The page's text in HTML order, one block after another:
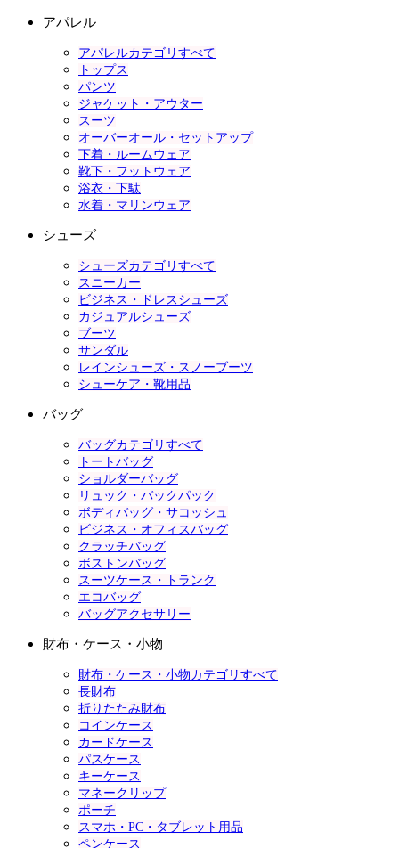
アパレル
アパレルカテゴリすべて
トップス
パンツ
ジャケット・アウター
スーツ
オーバーオール・セットアップ
下着・ルームウェア
靴下・フットウェア
浴衣・下駄
水着・マリンウェア
シューズ
シューズカテゴリすべて
スニーカー
ビジネス・ドレスシューズ
カジュアルシューズ
ブーツ
サンダル
レインシューズ・スノーブーツ
シューケア・靴用品
バッグ
バッグカテゴリすべて
トートバッグ
ショルダーバッグ
リュック・バックパック
ボディバッグ・サコッシュ
ビジネス・オフィスバッグ
クラッチバッグ
ボストンバッグ
スーツケース・トランク
エコバッグ
バッグアクセサリー
財布・ケース・小物
財布・ケース・小物カテゴリすべて
長財布
折りたたみ財布
コインケース
カードケース
パスケース
キーケース
マネークリップ
ポーチ
スマホ・PC・タブレット用品
ペンケース